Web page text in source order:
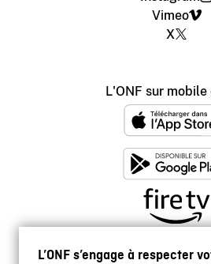
L’ONF s’engage à respecter
Vimeo
X
L'ONF sur